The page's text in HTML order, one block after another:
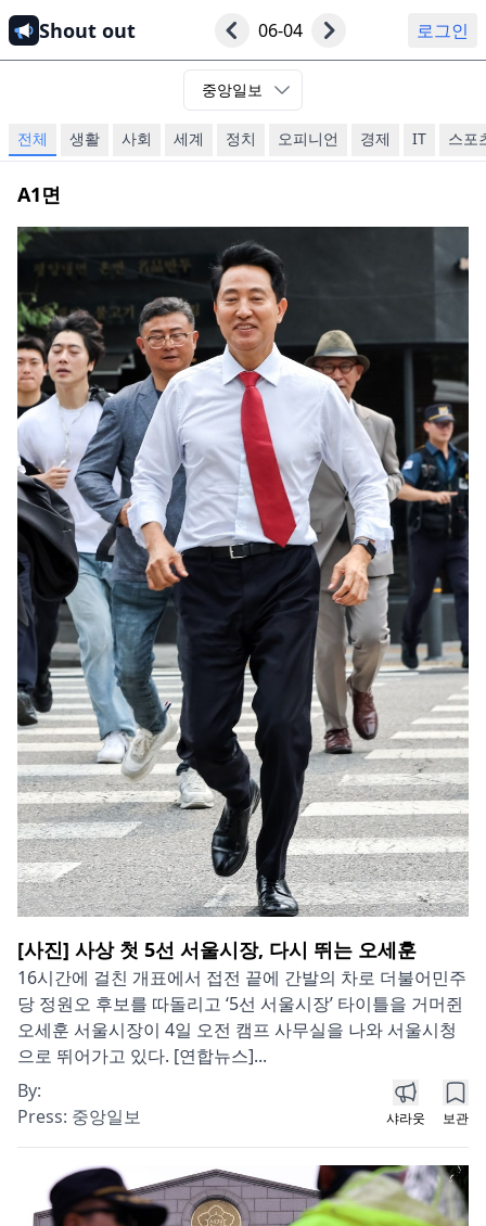
Shout out 06-04 로그인
중앙일보
전체 생활 사회 세계 정치 오피니언 경제 IT 스포
A1면
[사진] 사상 첫 5선 서울시장, 다시 뛰는 오세훈
16시간에 걸친 개표에서 접전 끝에 간발의 차로 더불어민주
당 정원오 후보를 따돌리고 ‘5선 서울시장’ 타이틀을 거머쥔
오세훈 서울시장이 4일 오전 캠프 사무실을 나와 서울시청
으로 뛰어가고 있다. [연합뉴스]...
By:
Press: 중앙일보 샤라웃 보관